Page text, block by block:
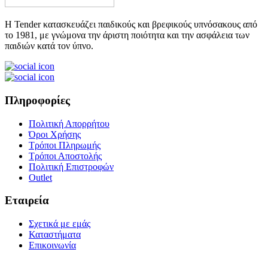
Η Tender κατασκευάζει παιδικούς και βρεφικούς υπνόσακους από
το 1981, με γνώμονα την άριστη ποιότητα και την ασφάλεια των
παιδιών κατά τον ύπνο.
Πληροφορίες
Πολιτική Απορρήτου
Όροι Χρήσης
Τρόποι Πληρωμής
Τρόποι Αποστολής
Πολιτική Επιστροφών
Outlet
Εταιρεία
Σχετικά με εμάς
Καταστήματα
Επικοινωνία